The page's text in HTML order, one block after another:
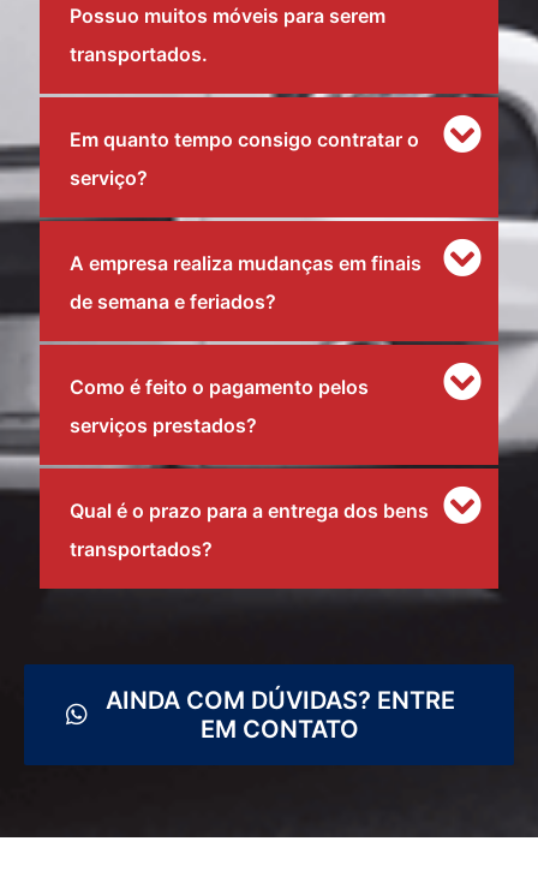
Possuo muitos móveis para serem
transportados.
Em quanto tempo consigo contratar o
serviço?
A empresa realiza mudanças em finais
de semana e feriados?
Como é feito o pagamento pelos
serviços prestados?
Qual é o prazo para a entrega dos bens
transportados?
AINDA COM DÚVIDAS? ENTRE
EM CONTATO